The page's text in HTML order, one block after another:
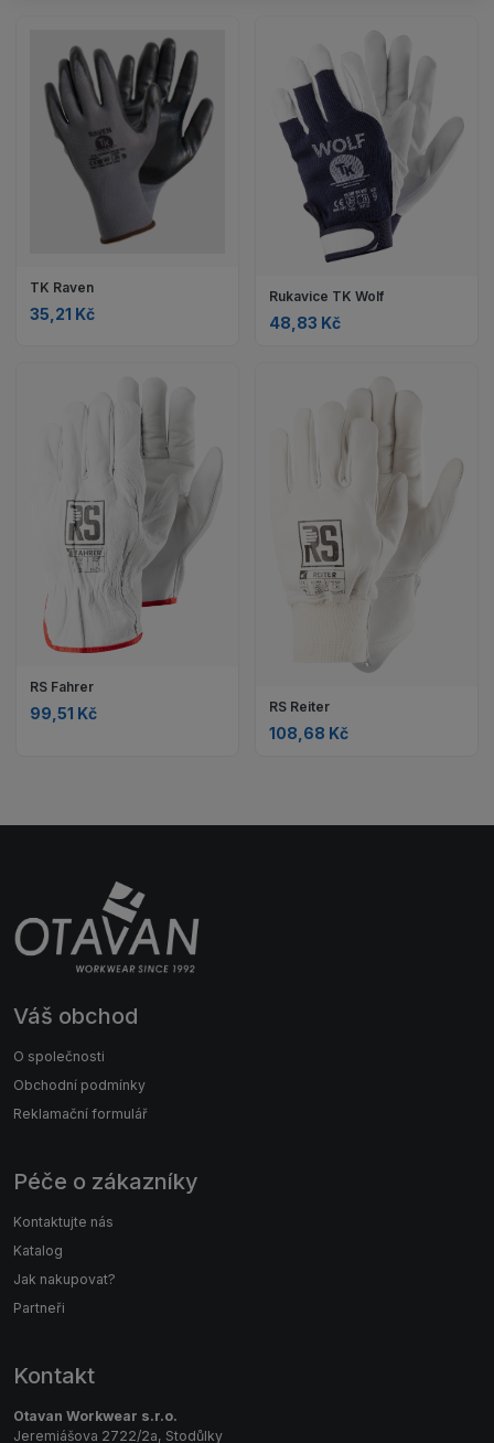
TK Raven
35,21 Kč
Rukavice TK Wolf
48,83 Kč
RS Fahrer
99,51 Kč RS Reiter
108,68 Kč
Váš obchod
O společnosti
Obchodní podmínky
Reklamační formulář
Péče o zákazníky
Kontaktujte nás
Katalog
Jak nakupovat?
Partneři
Kontakt
Otavan Workwear s.r.o.
Jeremiášova 2722/2a, Stodůlky